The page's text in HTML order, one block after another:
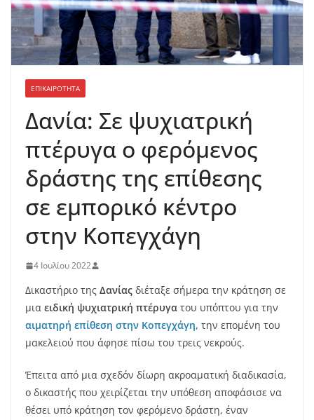
ΕΠΙΚΑΙΡΟΤΗΤΑ
Δανία: Σε ψυχιατρική
πτέρυγα ο φερόμενος
δράστης της επίθεσης
σε εμπορικό κέντρο
στην Κοπεγχάγη
4 Ιουλίου 2022
Δικαστήριο της Δανίας διέταξε σήμερα την κράτηση σε
μια ειδική ψυχιατρική πτέρυγα του υπόπτου για την
αιματηρή επίθεση στην Κοπεγχάγη, την επομένη του
μακελειού που άφησε πίσω του τρεις νεκρούς.
Έπειτα από μια σχεδόν δίωρη ακροαματική διαδικασία,
ο δικαστής που χειρίζεται την υπόθεση αποφάσισε να
θέσει υπό κράτηση τον φερόμενο δράστη, έναν